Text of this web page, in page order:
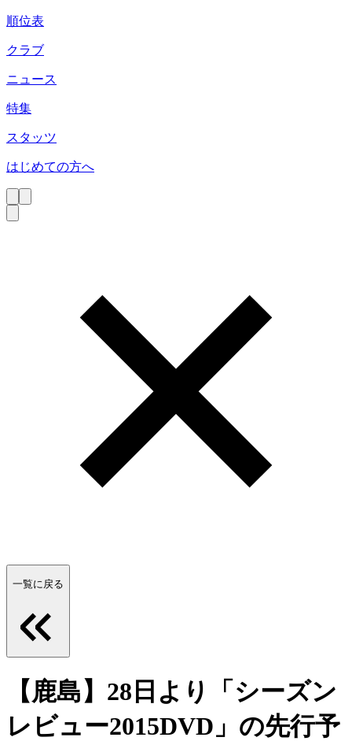
順位表
クラブ
ニュース
特集
スタッツ
はじめての方へ
一覧に戻る
【鹿島】28日より「シーズン
レビュー2015DVD」の先行予